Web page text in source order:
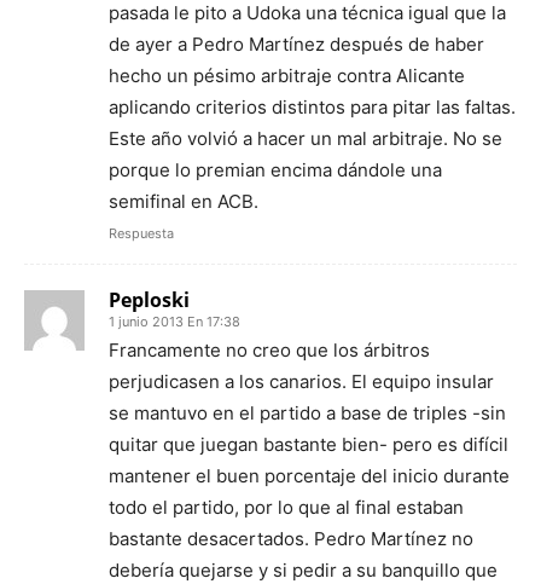
pasada le pito a Udoka una técnica igual que la
de ayer a Pedro Martínez después de haber
hecho un pésimo arbitraje contra Alicante
aplicando criterios distintos para pitar las faltas.
Este año volvió a hacer un mal arbitraje. No se
porque lo premian encima dándole una
semifinal en ACB.
Respuesta
Peploski
1 junio 2013 En 17:38
Francamente no creo que los árbitros
perjudicasen a los canarios. El equipo insular
se mantuvo en el partido a base de triples -sin
quitar que juegan bastante bien- pero es difícil
mantener el buen porcentaje del inicio durante
todo el partido, por lo que al final estaban
bastante desacertados. Pedro Martínez no
debería quejarse y si pedir a su banquillo que